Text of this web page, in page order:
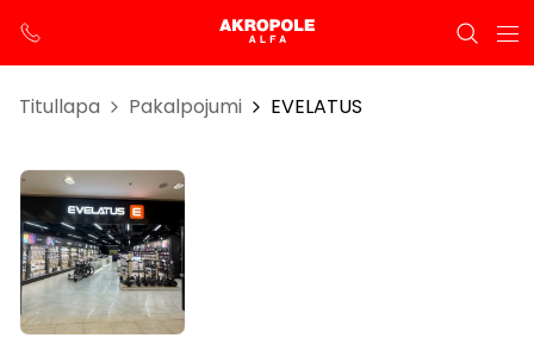
Titullapa Pakalpojumi EVELATUS